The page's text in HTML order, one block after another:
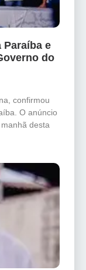
Paraíba e
do
confirmou
O anúncio
desta